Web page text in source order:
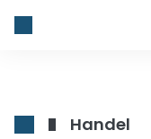
Handel